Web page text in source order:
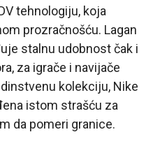
tehnologiju, koja
prozračnošću. Lagan
stalnu udobnost čak i
za igrače i navijače
kolekciju, Nike
istom strašću za
da pomeri granice.